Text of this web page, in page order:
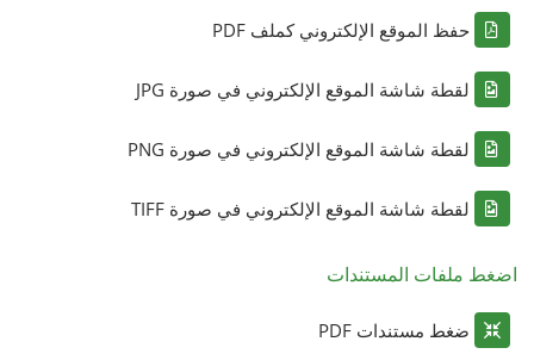
حفظ الموقع الإلكتروني كملف PDF
لقطة شاشة الموقع الإلكتروني في صورة JPG
لقطة شاشة الموقع الإلكتروني في صورة PNG
لقطة شاشة الموقع الإلكتروني في صورة TIFF
اضغط ملفات المستندات
ضغط مستندات PDF